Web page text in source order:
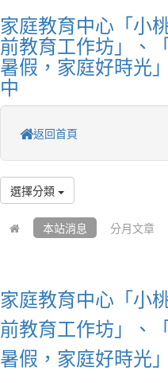
家庭教育中心「小
前教育工作坊」、
暑假，家庭好時光
中
返回首頁
選擇分類
本站消息 分月文章
家庭教育中心「小
前教育工作坊」、
暑假，家庭好時光